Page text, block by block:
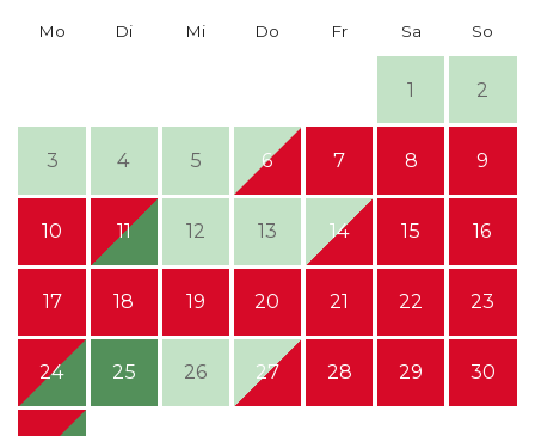
Mo Di Mi Do Fr Sa So
1 2
3 4 5 6 7 8 9
10 11 12 13 14 15 16
17 18 19 20 21 22 23
24 25 26 27 28 29 30